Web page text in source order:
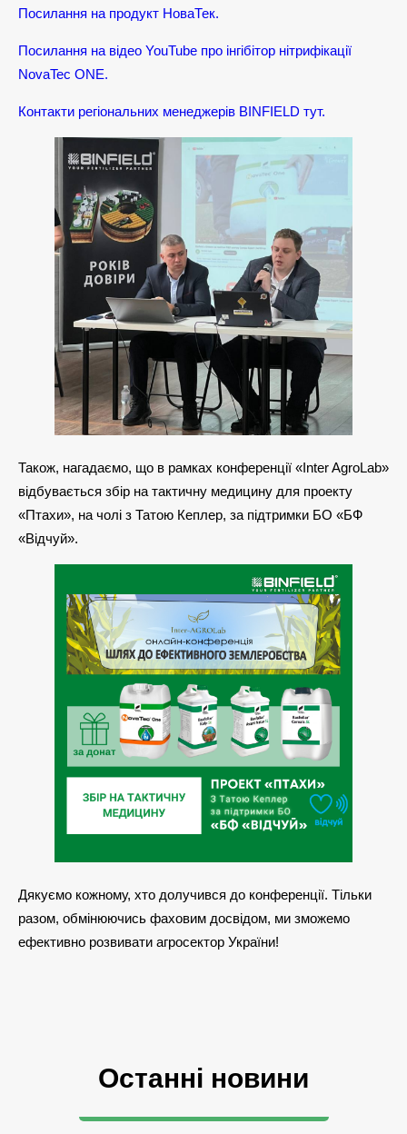
Посилання на продукт НоваТек.
Посилання на відео YouTube про інгібітор нітрифікації
NovaTec ONE.
Контакти регіональних менеджерів BINFIELD тут.
Також, нагадаємо, що в рамках конференції «Inter AgroLab»
відбувається збір на тактичну медицину для проекту
«Птахи», на чолі з Татою Кеплер, за підтримки БО «БФ
«Відчуй».
Дякуємо кожному, хто долучився до конференції. Тільки
разом, обмінюючись фаховим досвідом, ми зможемо
ефективно розвивати агросектор України!
Останні новини